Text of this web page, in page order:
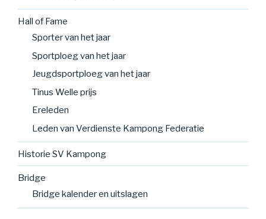
Hall of Fame
Sporter van het jaar
Sportploeg van het jaar
Jeugdsportploeg van het jaar
Tinus Welle prijs
Ereleden
Leden van Verdienste Kampong Federatie
Historie SV Kampong
Bridge
Bridge kalender en uitslagen